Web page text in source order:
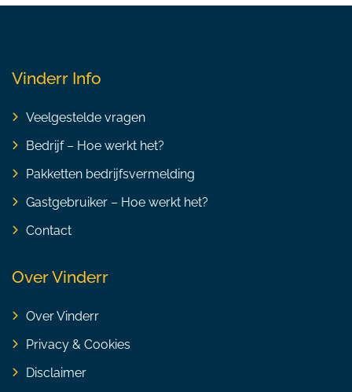
Vinderr Info
Veelgestelde vragen
Bedrijf – Hoe werkt het?
Pakketten bedrijfsvermelding
Gastgebruiker – Hoe werkt het?
Contact
Over Vinderr
Over Vinderr
Privacy & Cookies
Disclaimer